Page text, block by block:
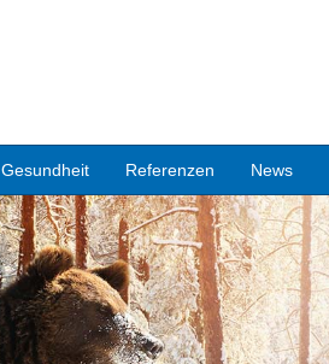
Gesundheit Referenzen News